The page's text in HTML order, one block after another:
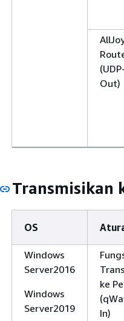
Out)
Transmisikan
OS
Windows
Server2016
Windows
Server2019
ke
In)